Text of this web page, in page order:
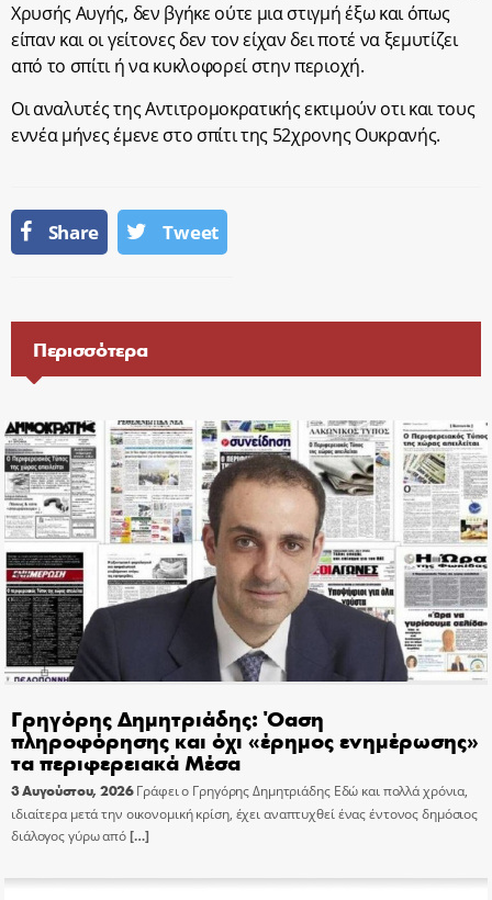
Χρυσής Αυγής, δεν βγήκε ούτε μια στιγμή έξω και όπως
είπαν και οι γείτονες δεν τον είχαν δει ποτέ να ξεμυτίζει
από το σπίτι ή να κυκλοφορεί στην περιοχή.
Οι αναλυτές της Αντιτρομοκρατικής εκτιμούν οτι και τους
εννέα μήνες έμενε στο σπίτι της 52χρονης Ουκρανής.
Share Tweet
Περισσότερα
Γρηγόρης Δημητριάδης: Όαση
πληροφόρησης και όχι «έρημος ενημέρωσης»
τα περιφερειακά Μέσα
3 Αυγούστου, 2026 Γράφει ο Γρηγόρης Δημητριάδης Εδώ και πολλά χρόνια,
ιδιαίτερα μετά την οικονομική κρίση, έχει αναπτυχθεί ένας έντονος δημόσιος
διάλογος γύρω από[…]